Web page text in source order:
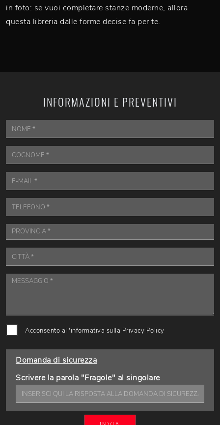
in foto: se vuoi completare stanze moderne, allora
questa libreria dalle forme decise fa per te.
INFORMAZIONI E PREVENTIVI
Acconsento all'informativa sulla Privacy Policy
Domanda di sicurezza
Scrivere la parola "Fragole" al singolare